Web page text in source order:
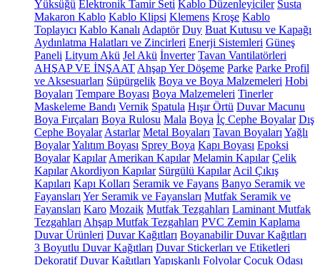
Yüksüğü Elektronik Tamir Seti Kablo Düzenleyiciler Susta
Makaron Kablo Kablo Klipsi Klemens Kroşe Kablo
Toplayıcı Kablo Kanalı Adaptör Duy Buat Kutusu ve Kapağı
Aydınlatma Halatları ve Zincirleri Enerji Sistemleri Güneş
Paneli Lityum Akü Jel Akü İnverter Tavan Vantilatörleri
AHŞAP VE İNŞAAT Ahşap Yer Döşeme Parke Parke Profil
ve Aksesuarları Süpürgelik Boya ve Boya Malzemeleri Hobi
Boyaları Tempare Boyası Boya Malzemeleri Tinerler
Maskeleme Bandı Vernik Spatula Hışır Örtü Duvar Macunu
Boya Fırçaları Boya Rulosu Mala Boya İç Cephe Boyalar Dış
Cephe Boyalar Astarlar Metal Boyaları Tavan Boyaları Yağlı
BoyalarYalıtım Boyası Sprey Boya Kapı Boyası Epoksi
Boyalar Kapılar Amerikan Kapılar Melamin Kapılar Çelik
Kapılar Akordiyon Kapılar Sürgülü Kapılar Acil Çıkış
Kapıları Kapı Kolları Seramik ve Fayans Banyo Seramik ve
Fayansları Yer Seramik ve Fayansları Mutfak Seramik ve
Fayansları Karo Mozaik Mutfak Tezgahları Laminant Mutfak
Tezgahları Ahşap Mutfak Tezgahları PVC Zemin Kaplama
Duvar Ürünleri Duvar Kağıtları Boyanabilir Duvar Kağıtları
3 Boyutlu Duvar Kağıtları Duvar Stickerları ve Etiketleri
Dekoratif Duvar Kağıtları Yapışkanlı Folyolar Çocuk Odası